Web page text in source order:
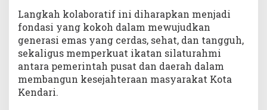
Langkah kolaboratif ini diharapkan menjadi
fondasi yang kokoh dalam mewujudkan
generasi emas yang cerdas, sehat, dan tangguh,
sekaligus memperkuat ikatan silaturahmi
antara pemerintah pusat dan daerah dalam
membangun kesejahteraan masyarakat Kota
Kendari.